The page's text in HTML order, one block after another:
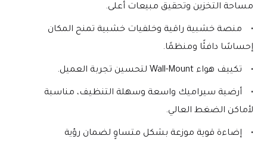
مساحة التخزين وتحقيق مبيعات أعلى.
إحساسًا دافئًا ومنظمًا.
تكييف هواء Wall-Mount لتحسين تجربة العميل.
لأماكن الضغط العالي.